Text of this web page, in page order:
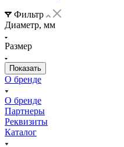
Фильтр
Диаметр, мм
Размер
О бренде
О бренде
Партнеры
Реквизиты
Каталог